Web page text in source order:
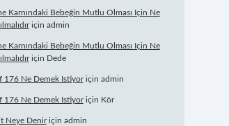
Karnındaki Bebeğin Mutlu Olması Için Ne
için admin
Karnındaki Bebeğin Mutlu Olması Için Ne
için Dede
176 Ne Demek Istiyoriçin admin
176 Ne Demek Istiyoriçin Kör
Neye Deniriçin admin